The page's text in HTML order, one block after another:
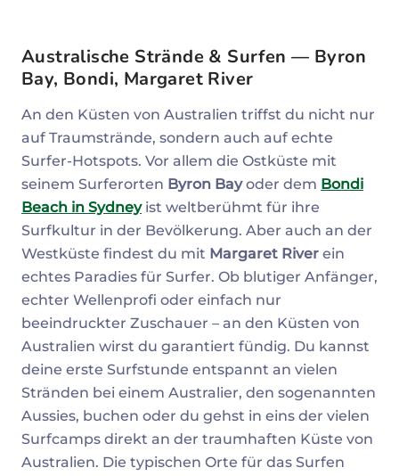
Australische Strände & Surfen — Byron
Bay, Bondi, Margaret River
An den Küsten von Australien triffst du nicht nur
auf Traumstrände, sondern auch auf echte
Surfer-Hotspots. Vor allem die Ostküste mit
seinem Surferorten Byron Bayoder dem Bondi
Beach in Sydneyist weltberühmt für ihre
Surfkultur in der Bevölkerung. Aber auch an der
Westküste findest du mit Margaret River ein
echtes Paradies für Surfer. Ob blutiger Anfänger,
echter Wellenprofi oder einfach nur
beeindruckter Zuschauer – an den Küsten von
Australien wirst du garantiert fündig. Du kannst
deine erste Surfstunde entspannt an vielen
Stränden bei einem Australier, den sogenannten
Aussies, buchen oder du gehst in eins der vielen
Surfcamps direkt an der traumhaften Küste von
Australien. Die typischen Orte für das Surfen